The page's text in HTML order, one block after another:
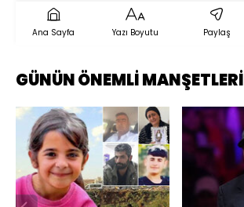
Ana Sayfa Yazı Boyutu Paylaş
GÜNÜN ÖNEMLİ MANŞETLERİ